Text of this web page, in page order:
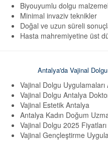
Biyouyumlu dolgu
Minimal invaziv teknikler
Doğal ve uzun süreli
Hasta mahremiyetine üst
Antalya'da Vajinal
Vajinal Dolgu Uygulamaları
Vajinal Dolgu Antalya
Vajinal Estetik Antalya
Antalya Kadın Doğum
Vajinal Dolgu 2025
Vajinal Gençleştirme